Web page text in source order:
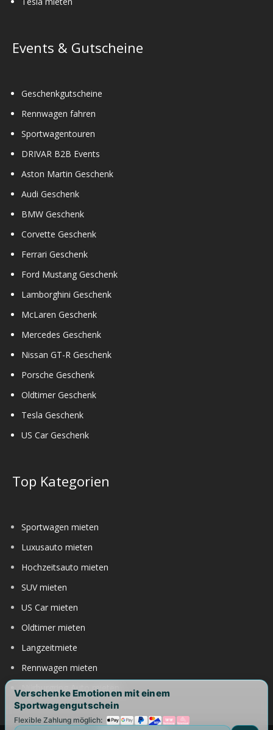
Events & Gutscheine
Geschenkgutscheine
Rennwagen fahren
Sportwagentouren
DRIVAR B2B Events
Aston Martin Geschenk
Audi Geschenk
BMW Geschenk
Corvette Geschenk
Ferrari Geschenk
Ford Mustang Geschenk
Lamborghini Geschenk
McLaren Geschenk
Mercedes Geschenk
Nissan GT-R Geschenk
Porsche Geschenk
Oldtimer Geschenk
Tesla Geschenk
US Car Geschenk
Top Kategorien
Sportwagen mieten
Luxusauto mieten
Hochzeitsauto mieten
SUV mieten
US Car mieten
Oldtimer mieten
Langzeitmiete
Rennwagen mieten
Nürburgring Auto mieten
Verschenke Emotionen mit einem
Sportwagengutschein
Flexible Zahlung möglich: